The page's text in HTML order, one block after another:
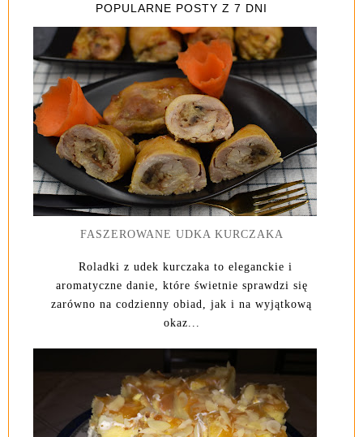
POPULARNE POSTY Z 7 DNI
FASZEROWANE UDKA KURCZAKA
Roladki z udek kurczaka to eleganckie i
aromatyczne danie, które świetnie sprawdzi się
zarówno na codzienny obiad, jak i na wyjątkową
okaz...